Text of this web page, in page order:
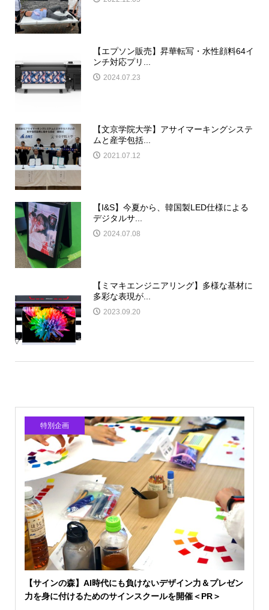
【エプソン販売】昇華転写・水性顔料64イ
ンチ対応プリ...
2024.07.23
【文京学院大学】アサイマーキングシステ
ムと産学包括...
2021.07.12
【I&S】今夏から、韓国製LED仕様による
デジタルサ...
2024.07.08
【ミマキエンジニアリング】多様な基材に
多彩な表現が...
2023.09.20
特別企画
【サインの森】AI時代にも負けないデザイン力＆プレゼン
力を身に付けるためのサインスクールを開催＜PR＞